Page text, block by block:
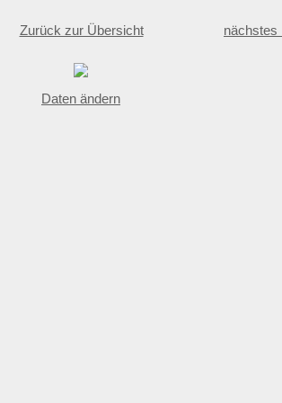
Zurück zur Übersicht nächstes
Daten ändern